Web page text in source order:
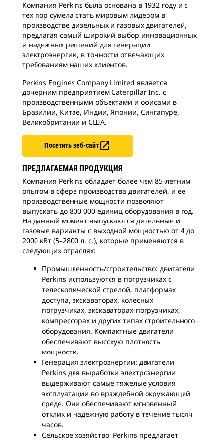
Компания Perkins была основана в 1932 году и с
тех пор сумела стать мировым лидером в
производстве дизельных и газовых двигателей,
предлагая самый широкий выбор инновационных
и надежных решений для генерации
электроэнергии, в точности отвечающих
требованиям наших клиентов.
Perkins Engines Company Limited является
дочерним предприятием Caterpillar Inc. с
производственными объектами и офисами в
Бразилии, Китае, Индии, Японии, Сингапуре,
Великобритании и США.
Посетить веб-сайт
ПРЕДЛАГАЕМАЯ ПРОДУКЦИЯ
Компания Perkins обладает более чем 85-летним
опытом в сфере производства двигателей, и ее
производственные мощности позволяют
выпускать до 800 000 единиц оборудования в год.
На данный момент выпускаются дизельные и
газовые варианты с выходной мощностью от 4 до
2000 кВт (5–2800 л. с.), которые применяются в
следующих отраслях:
Промышленность/строительство: двигатели
Perkins используются в погрузчиках с
телескопической стрелой, платформах
доступа, экскаваторах, колесных
погрузчиках, экскаваторах-погрузчиках,
компрессорах и других типах строительного
оборудования. Компактные двигатели
обеспечивают высокую плотность
мощности.
Генерация электроэнергии: двигатели
Perkins для выработки электроэнергии
выдерживают самые тяжелые условия
эксплуатации во враждебной окружающей
среде. Они обеспечивают мгновенный
отклик и надежную работу в течение тысяч
часов.
Сельское хозяйство: Perkins предлагает